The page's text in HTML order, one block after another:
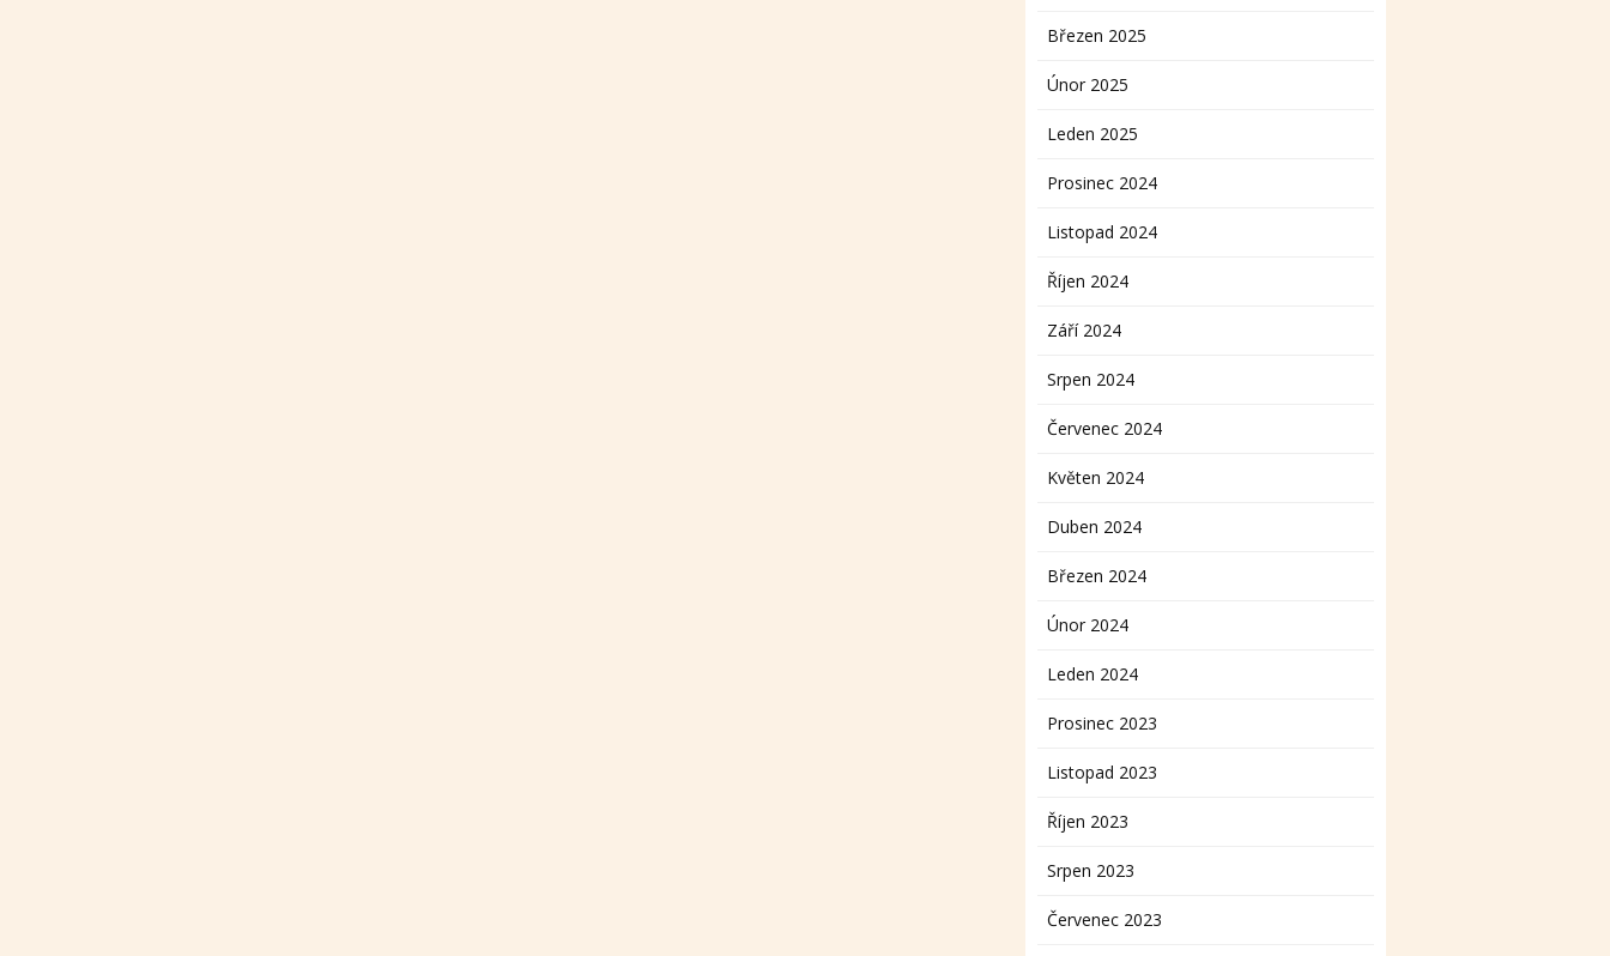
Březen 2025
Únor 2025
Leden 2025
Prosinec 2024
Listopad 2024
Říjen 2024
Září 2024
Srpen 2024
Červenec 2024
Květen 2024
Duben 2024
Březen 2024
Únor 2024
Leden 2024
Prosinec 2023
Listopad 2023
Říjen 2023
Srpen 2023
Červenec 2023